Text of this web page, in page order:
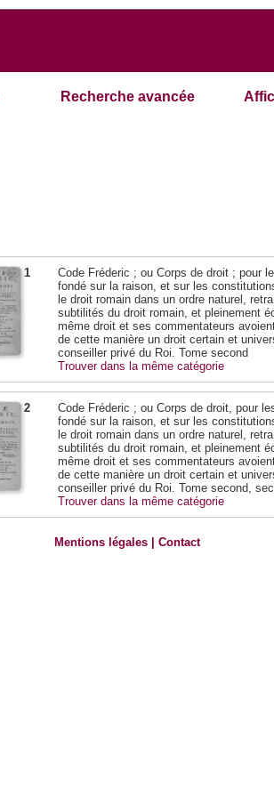
Recherche avancée
1
Code Fréderic ; ou Corps de droit ; pour
fondé sur la raison, et sur les
le droit romain dans un ordre naturel,
subtilités du droit romain, et pleinement
même droit et ses commentateurs
de cette manière un droit certain et
conseiller privé du Roi. Tome second
Trouver dans la même catégorie
2
Code Fréderic ; ou Corps de droit, pour
fondé sur la raison, et sur les
le droit romain dans un ordre naturel,
subtilités du droit romain, et pleinement
même droit et ses commentateurs
de cette manière un droit certain et
conseiller privé du Roi. Tome second,
Trouver dans la même catégorie
Mentions légales |Contact